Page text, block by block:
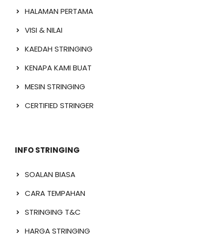
HALAMAN PERTAMA
VISI & NILAI
KAEDAH STRINGING
KENAPA KAMI BUAT
MESIN STRINGING
CERTIFIED STRINGER
INFO STRINGING
SOALAN BIASA
CARA TEMPAHAN
STRINGING T&C
HARGA STRINGING